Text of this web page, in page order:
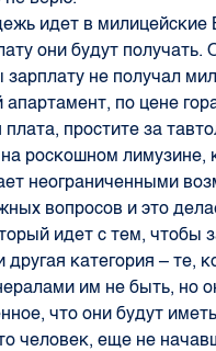
идет в
они будут получать.
не получал
по цене
простите за
роскошном лимузине,
неограниченными
вопросов и это
идет с тем, чтобы
категория – те,
им не быть, но
что они будут
человек, еще не